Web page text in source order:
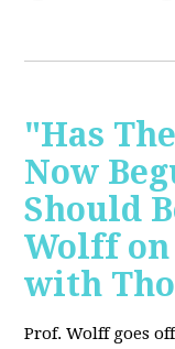
"Has
Now
Should
Wolff
with
Prof. Wolff goes